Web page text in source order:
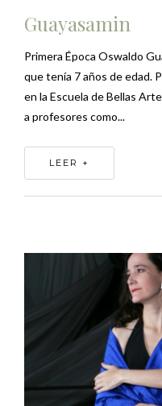
Guayasamin
Primera Época Oswaldo
que tenía 7 años de edad.
en la Escuela de Bellas
a profesores como...
LEER +